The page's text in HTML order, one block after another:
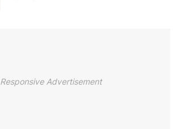
Responsive Advertisement